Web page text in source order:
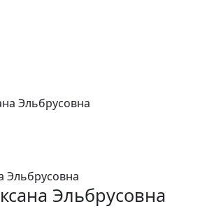
Эльбрусовна
Эльбрусовна